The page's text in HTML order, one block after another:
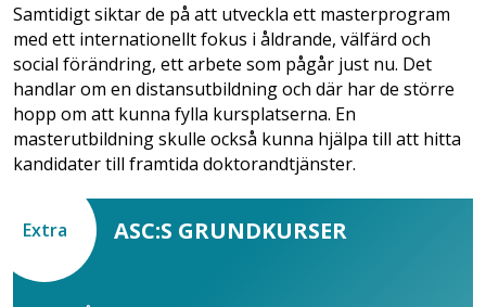
Samtidigt siktar de på att utveckla ett masterprogram
med ett internationellt fokus i åldrande, välfärd och
social förändring, ett arbete som pågår just nu. Det
handlar om en distansutbildning och där har de större
hopp om att kunna fylla kursplatserna. En
masterutbildning skulle också kunna hjälpa till att hitta
kandidater till framtida doktorandtjänster.
Extra ASC:S GRUNDKURSER